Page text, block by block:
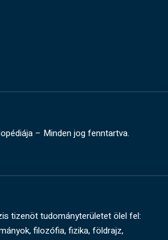
– Minden jog fenntartva.
tizenöt tudományterületet ölel fel:
filozófia, fizika, földrajz,